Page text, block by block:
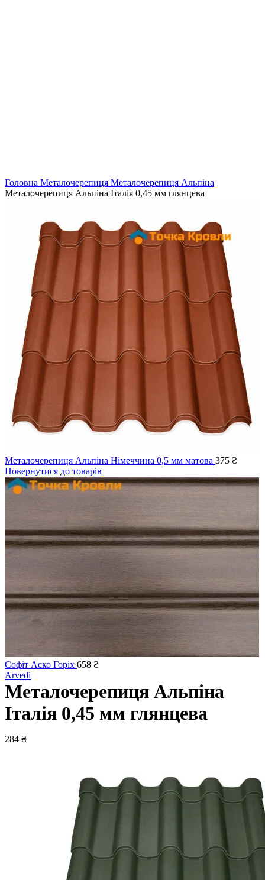
Головна Металочерепиця Металочерепиця Альпіна
Металочерепиця Альпіна Італія 0,45 мм глянцева
Металочерепиця Альпіна Німеччина 0,5 мм матова 375 ₴
Повернутися до товарів
Софіт Аско Горіх 658 ₴
Arvedi
Металочерепиця Альпіна
Італія 0,45 мм глянцева
284 ₴